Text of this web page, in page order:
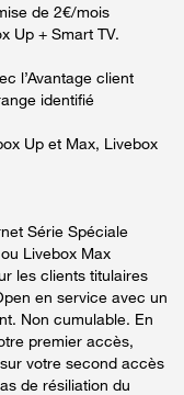
de 2€/mois
Up + Smart TV.
l’Avantage client
identifié
Up et Max, Livebox
Série Spéciale
Livebox Max
les clients titulaires
en service avec un
Non cumulable. En
premier accès,
votre second accès
de résiliation du